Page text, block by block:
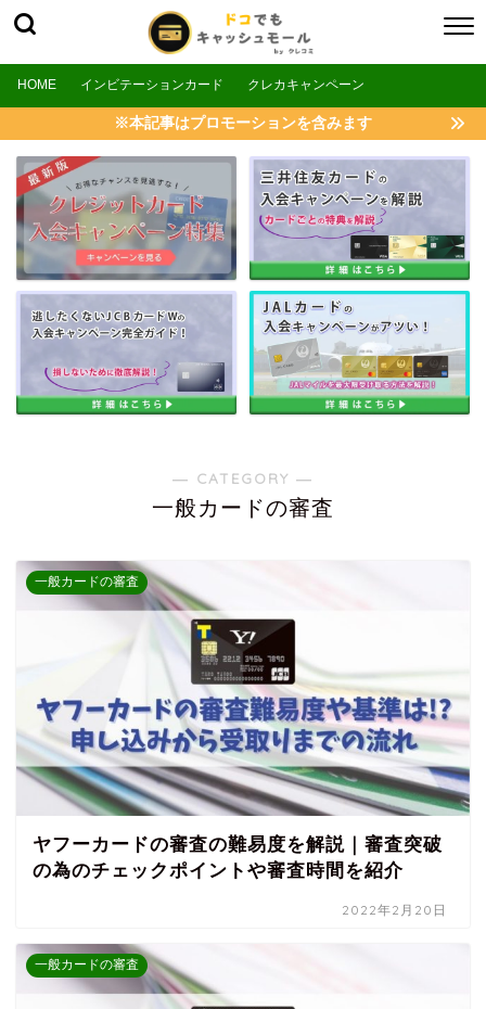
HOME インビテーションカード クレカキャンペーン
※本記事はプロモーションを含みます
― CATEGORY ―
一般カードの審査
一般カードの審査
ヤフーカードの審査の難易度を解説｜審査突破
の為のチェックポイントや審査時間を紹介
2022年2月20日
一般カードの審査